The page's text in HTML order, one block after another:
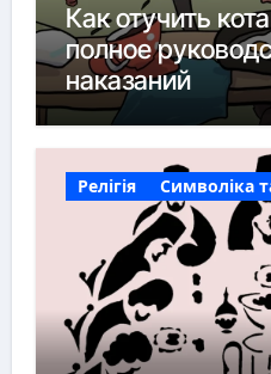
Как отучить
полное
наказаний
Релігія Символіка